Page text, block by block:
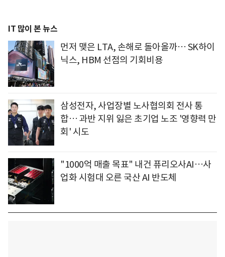
IT 많이 본 뉴스
먼저 맺은 LTA, 손해로 돌아올까… SK하이
닉스, HBM 선점의 기회비용
삼성전자, 사업장별 노사협의회 전사 통
합… 과반 지위 잃은 초기업 노조 '영향력 만
회' 시도
"1000억 매출 목표" 내건 퓨리오사AI…사
업화 시험대 오른 국산 AI 반도체